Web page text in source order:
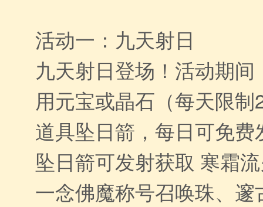
活动一：九天射日
九天射日登场！活动期
用元宝或晶石（每天限
道具坠日箭，每日可免
坠日箭可发射获取 寒霜
一念佛魔称号召唤珠、